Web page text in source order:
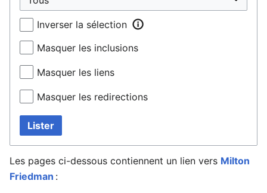
Inverser la sélection
Masquer les inclusions
Masquer les liens
Masquer les redirections
Lister
Les pages ci-dessous contiennent un lien vers Milton
Friedman :